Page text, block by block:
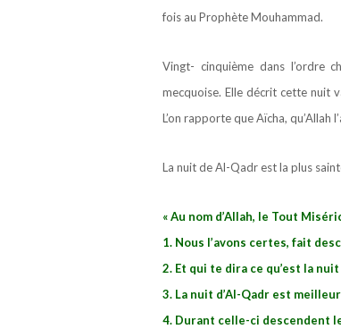
fois au Prophète Mouhammad.
Vingt- cinquième dans l’ordre
mecquoise. Elle décrit cette nuit
L’on rapporte que Aïcha,
La nuit de Al-Qadr est la plus
« Au nom d’Allah, le Tout
1. Nous l’avons certes, fait
2. Et qui te dira ce qu’est la nuit
3. La nuit d’Al-Qadr est
4. Durant celle-ci descendent